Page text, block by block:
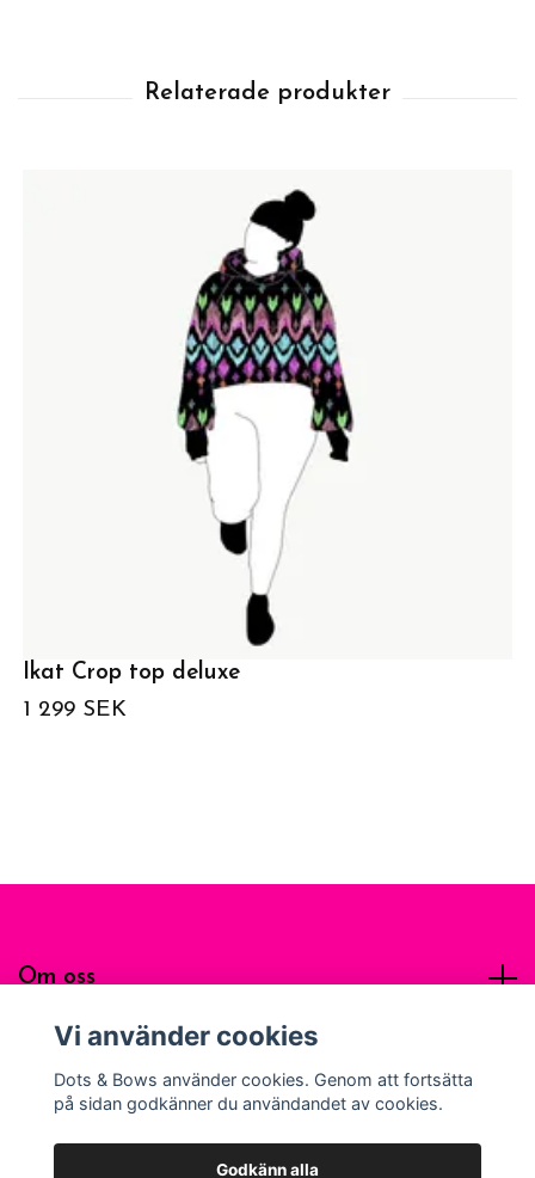
Ikat Crop top deluxe
1 299 SEK
Om oss
Sociala medier
Vi använder cookies
Dots & Bows använder cookies. Genom att fortsätta
på sidan godkänner du användandet av cookies.
Godkänn alla